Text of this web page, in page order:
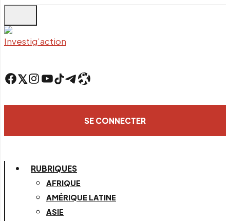
to
main
Facebook Twitter Instagram YouTube TikTok TelegramLien
SE CONNECTER
RUBRIQUES
AFRIQUE
AMÉRIQUE LATINE
ASIE